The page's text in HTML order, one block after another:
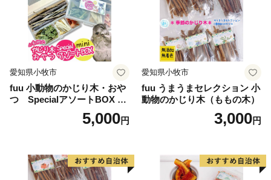
文化・行政ゾーンの中央圏。武蔵境駅を中心に、亜細亜
大学などの文教施設と、中核病院である日赤病院をもつ
武蔵境圏。市では、三域の個性を生かしつつ、全体が調
和したまちづくりを進めています。
また、市内には芸術家や事業家・学者などが多数居住し
ています。市民の意識も高く、水準の高い行政が求めら
の先駆的な施策を展開してきました。例えば、元祖コミ
を上限とした補助を得てデイサービスやショートステイ
などを展開するテンミリオンハウス、農山漁村と協力し
愛知県小牧市
fuu 小動物のかじり木・おや
つ SpecialアソートBOX mi
5,000円
愛知県小牧市
fuu うまうまセレクション 小
動物のかじり木（ももの木）
3,000円